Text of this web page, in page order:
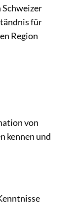
für
Region
von
kennen und